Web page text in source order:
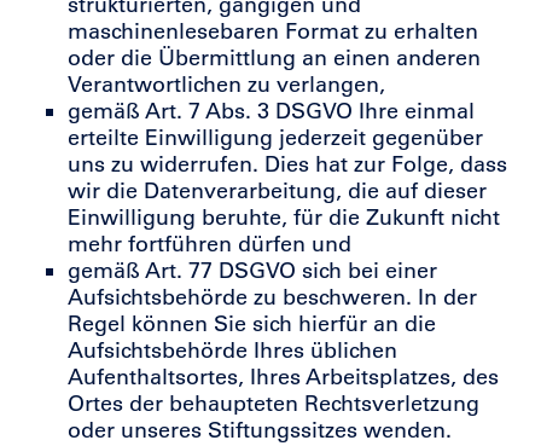
maschinenlesebaren Format zu erhalten
oder die Übermittlung an einen anderen
Verantwortlichen zu verlangen,
gemäß Art. 7 Abs. 3 DSGVO Ihre einmal
erteilte Einwilligung jederzeit gegenüber
uns zu widerrufen. Dies hat zur Folge, dass
wir die Datenverarbeitung, die auf dieser
Einwilligung beruhte, für die Zukunft nicht
mehr fortführen dürfen und
gemäß Art. 77 DSGVO sich bei einer
Aufsichtsbehörde zu beschweren. In der
Regel können Sie sich hierfür an die
Aufsichtsbehörde Ihres üblichen
Aufenthaltsortes, Ihres Arbeitsplatzes, des
Ortes der behaupteten Rechtsverletzung
oder unseres Stiftungssitzes wenden.